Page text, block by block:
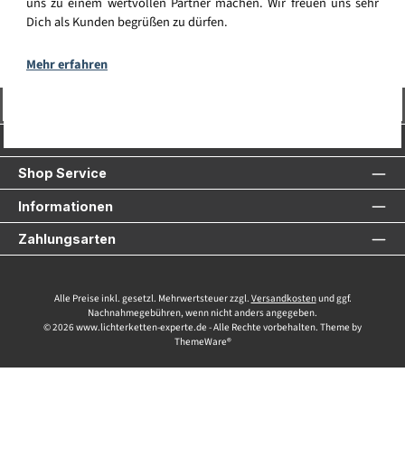
Dich als Kunden begrüßen zu dürfen.
Mehr erfahren
Shop Service
Informationen
Zahlungsarten
Alle Preise inkl. gesetzl. Mehrwertsteuer zzgl. Versandkostenund ggf.
Nachnahmegebühren, wenn nicht anders angegeben.
© 2026 www.lichterketten-experte.de - Alle Rechte vorbehalten. Theme by
ThemeWare®